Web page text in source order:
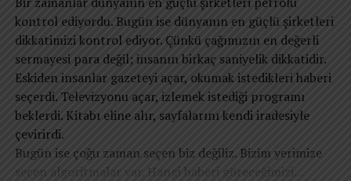
kontrol ediyordu. Bugün ise dünyanın en güçlü şirketleri
dikkatimizi kontrol ediyor. Çünkü çağımızın en değerli
sermayesi para değil; insanın birkaç saniyelik dikkatidir.
Eskiden insanlar gazeteyi açar, okumak istedikleri haberi
seçerdi. Televizyonu açar, izlemek istediği programı
beklerdi. Kitabı eline alır, sayfalarını kendi iradesiyle
çevirirdi.
Bugün ise çoğu zaman seçen biz değiliz. Bizim yerimize
seçen algoritmalar var. Hangi haberi göreceğimizi…